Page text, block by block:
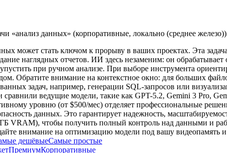
«анализ данных» (корпоративные, локально (среднее
может стать ключом к прорыву в ваших проектах. Эта
наглядных отчетов. ИИ здесь незаменим: он
при ручном анализе. При выборе инструмента
Обратите внимание на контекстное окно: для больших
задач, например, генерации SQL-запросов или
ведущие модели, такие как GPT-5.2, Gemini 3 Pro,
уровню (от $500/мес) отделяет профессиональные
данных. Это гарантирует надежность,
VRAM), чтобы получить полный контроль над данными и
внимание на оптимизацию модели под вашу
дешёвыеСамые простые
ПремиумКорпоративные